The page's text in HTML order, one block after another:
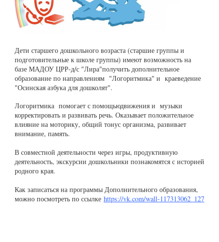
Дети старшего дошкольного возраста (старшие группы и
подготовительные к школе группы) имеют возможность на
базе МАДОУ ЦРР-д/с "Лира"получить дополнительное
образование по направлениям "Логоритмика" и краеведение
"Осинская азбука для дошколят".
Логоритмика помогает с помощьюдвижения и музыки
корректировать и развивать речь. Оказывает положительное
влияние на моторику, общий тонус организма, развивает
внимание, память.
В совместной деятельности через игры, продуктивную
деятельность, экскурсии дошкольники познакомятся с историей
родного края.
Как записаться на программы Дополнительного образования,
можно посмотреть по ссылке https://vk.com/wall-117313062_127